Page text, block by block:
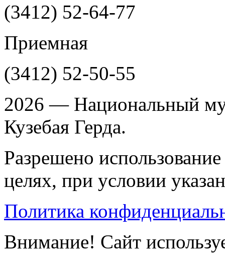
(3412) 52-64-77
Приемная
(3412) 52-50-55
2026 — Национальный
Кузебая Герда.
Разрешено
целях, при условии
Политика
Внимание! Сайт